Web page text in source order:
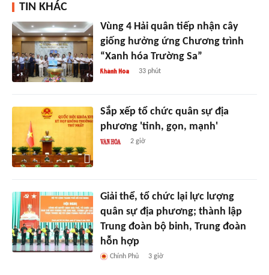
TIN KHÁC
Vùng 4 Hải quân tiếp nhận cây
giống hưởng ứng Chương trình
“Xanh hóa Trường Sa”
33 phút
Sắp xếp tổ chức quân sự địa
phương 'tinh, gọn, mạnh'
2 giờ
Giải thể, tổ chức lại lực lượng
quân sự địa phương; thành lập
Trung đoàn bộ binh, Trung đoàn
hỗn hợp
Chính Phủ 3 giờ